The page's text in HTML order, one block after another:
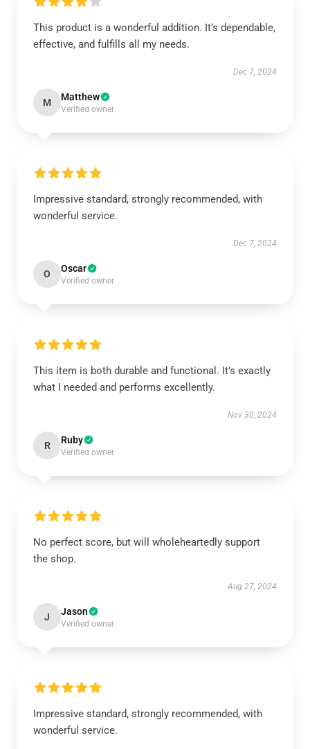
This product is a wonderful addition. It’s dependable,
effective, and fulfills all my needs.
Dec 7, 2024
M Matthew
Verified owner
Impressive standard, strongly recommended, with
wonderful service.
Dec 7, 2024
O Oscar
Verified owner
This item is both durable and functional. It’s exactly
what I needed and performs excellently.
Nov 30, 2024
R Ruby
Verified owner
No perfect score, but will wholeheartedly support
the shop.
Aug 27, 2024
J Jason
Verified owner
Impressive standard, strongly recommended, with
wonderful service.